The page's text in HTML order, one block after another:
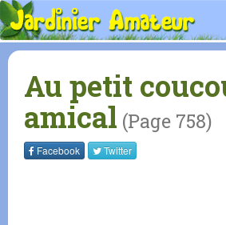
Au petit
amical (Page 758)
Facebook Twitter